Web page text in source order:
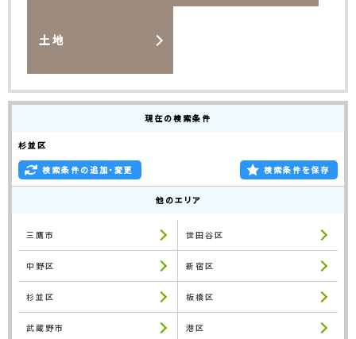
土地
現在の検索条件
杉並区
検索条件の追加・変更 検索条件を保存
他のエリア
三鷹市 世田谷区
中野区 新宿区
杉並区 板橋区
武蔵野市 港区